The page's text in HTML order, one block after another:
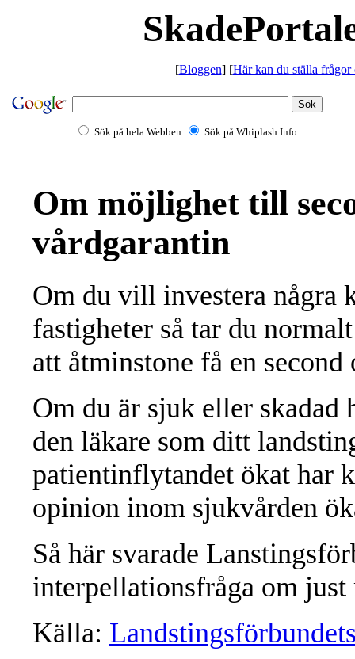
[Bloggen] [Här kan du ställa frågor
Sök på hela Webben Sök på Whiplash Info
Om möjlighet till
vårdgarantin
Om du vill investera några
fastigheter så tar du
att åtminstone få en
Om du är sjuk eller
den läkare som ditt
patientinflytandet ökat har
opinion inom sjukvården
Så här svarade
interpellationsfråga om
Källa: